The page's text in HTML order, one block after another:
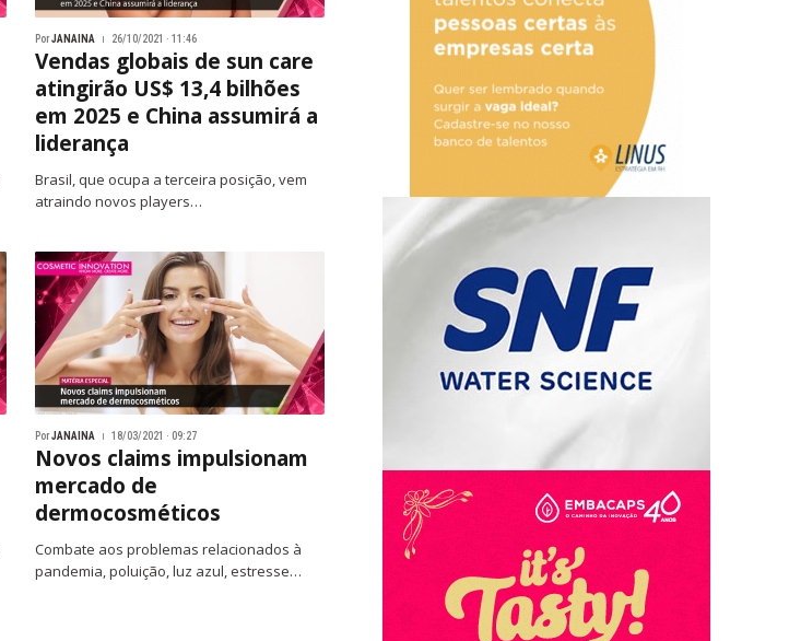
PorJANAINA 26/10/2021 · 11:46
Vendas globais de sun care
atingirão US$ 13,4 bilhões
em 2025 e China assumirá a
liderança
Brasil, que ocupa a terceira posição, vem
atraindo novos players…
PorJANAINA 18/03/2021 · 09:27
Novos claims impulsionam
mercado de
dermocosméticos
Combate aos problemas relacionados à
pandemia, poluição, luz azul, estresse…